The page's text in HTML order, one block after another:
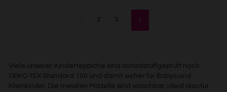
2 3 Vorwärts
Viele unserer Kinderteppiche sind schadstoffgeprüft nach
OEKO-TEX Standard 100 und damit sicher für Babys und
Kleinkinder. Die meisten Modelle sind waschbar, ideal also für